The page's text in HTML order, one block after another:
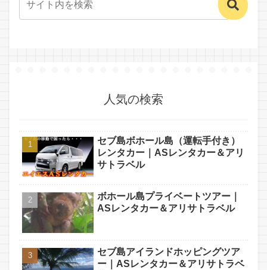
人気の検索
セブ島ボホール島（運転手付き）
レンタカー｜ASレンタカー＆アリ
サトラベル
ボホール島プライベートツアー｜
ASレンタカー＆アリサトラベル
セブ島アイランドホッピングツア
ー｜ASレンタカー＆アリサトラベ